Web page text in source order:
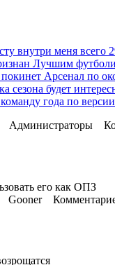
внутри меня всего
Лучшим
Арсенал по
сезона будет
года по
Администраторы
его как ОПЗ
Gooner